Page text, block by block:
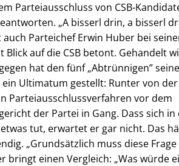
Parteiausschluss von CSB-
„A bisserl drin, a bisserl
auch Parteichef Erwin Huber bei
Blick auf die CSB betont. Gehandelt
hat den fünf „Abtrünnigen”
Ultimatum gestellt: Runter von der
Parteiausschlussverfahren vor dem
der Partei in Gang. Dass sich in
tut, erwartet er gar nicht. Das
„Grundsätzlich muss diese
bringt einen Vergleich: „Was würde